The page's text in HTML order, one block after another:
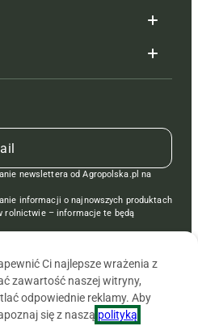
newslettera od Agropolska.pl na
informacji o najnowszych produktach
rolnictwie – informacje te będą
Ci najlepsze wrażenia z
zawartość naszej witryny,
odpowiednie reklamy. Aby
się z naszą polityką